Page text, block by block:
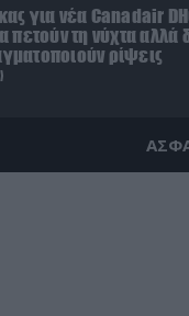
για νέα Canadair
πετούν τη νύχτα αλλά
ρίψεις